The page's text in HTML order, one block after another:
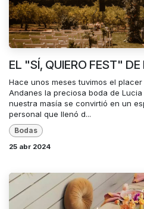
EL "SÍ, QUIERO FEST"
Hace unos meses tuvimos el
Andanes la preciosa boda de
nuestra masía se convirtió en un
personal que llenó d...
Bodas
25 abr 2024